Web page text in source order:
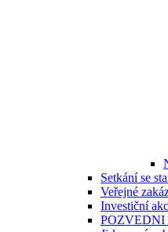
Setkání se
Veřejné
Investiční
POZVEDNI